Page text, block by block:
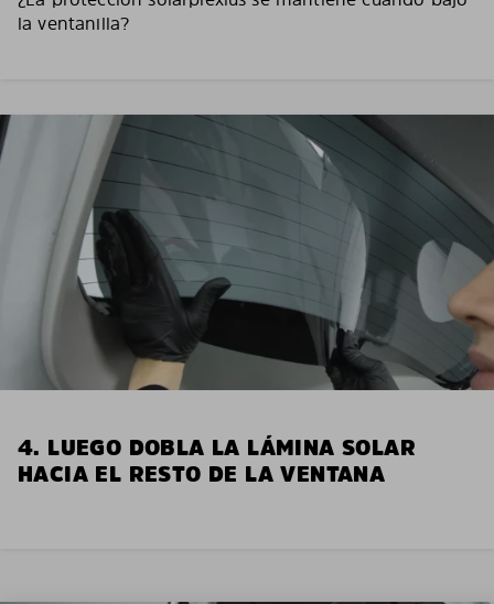
la ventanilla?
4. LUEGO DOBLA LA LÁMINA SOLAR
HACIA EL RESTO DE LA VENTANA